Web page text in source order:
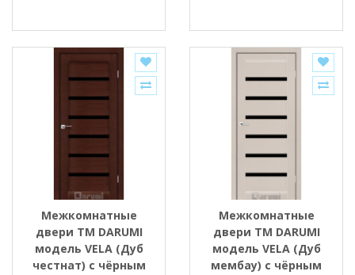
Межкомнатные
двери ТМ DARUMI
модель VELA (Дуб
честнат) с чёрным
Межкомнатные
двери ТМ DARUMI
модель VELA (Дуб
мембау) с чёрным